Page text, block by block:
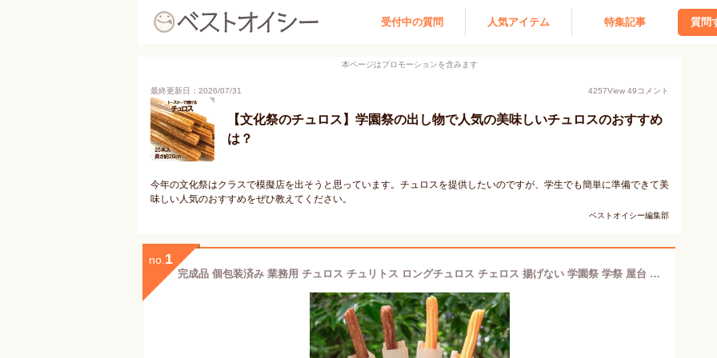
受付中の質問 人気アイテム 特集記事 質問
本ページはプロモーションを含みます
最終更新日：2026/07/31 4257View 49コメント
【文化祭のチュロス】学園祭の出し物で人気の美味しいチュロスのおすすめ
は？
今年の文化祭はクラスで模擬店を出そうと思っています。チュロスを提供したいのですが、学生でも簡単に準備できて美
味しい人気のおすすめをぜひ教えてください。
ベストオイシー編集部
no. 1
完成品 個包装済み 業務用 チュロス チュリトス ロングチュロス チェロス 揚げない 学園祭 学祭 屋台 冷凍 模擬店 文化祭 お祭り 高校 大学 小学校 保育園 夏祭り 秋祭り 食品 自然解凍 食べ物 調理無し そのまま出せる 景品 子供 インスタ映え スイーツ 縁日 チョコ